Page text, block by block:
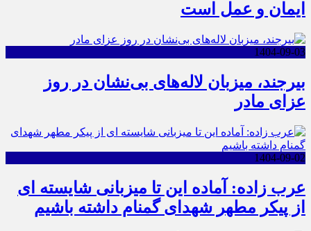
ایمان و عمل است
1404-09-03
بیرجند، میزبان لاله‌های بی‌نشان در روز
عزای مادر
1404-09-02
عرب زاده: آماده این تا میزبانی شایسته ای
از پیکر مطهر شهدای گمنام داشته باشیم